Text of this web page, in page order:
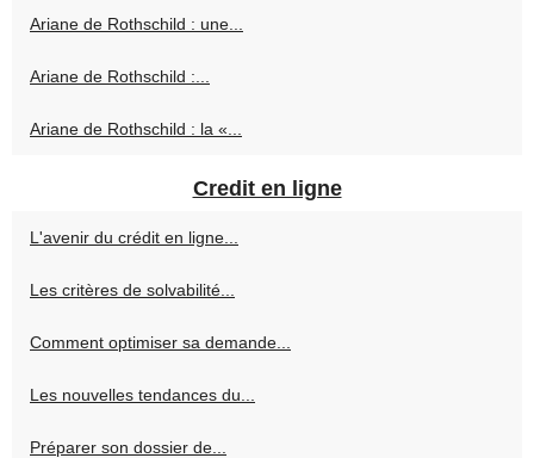
Ariane de Rothschild : une...
Ariane de Rothschild :...
Ariane de Rothschild : la «...
Credit en ligne
L'avenir du crédit en ligne...
Les critères de solvabilité...
Comment optimiser sa demande...
Les nouvelles tendances du...
Préparer son dossier de...